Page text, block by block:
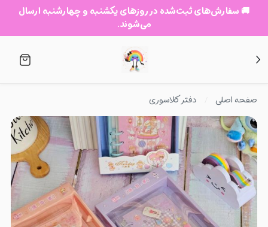
🚚 سفارش‌های ثبت‌شده در روزهای یکشنبه و چهارشنبه ارسال
می‌شوند.
صفحه اصلی دفتر کلاسوری